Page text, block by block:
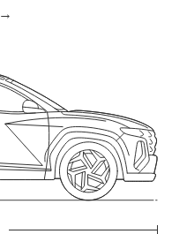
→